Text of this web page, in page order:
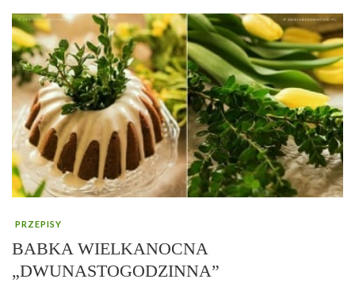
PRZEPISY
BABKA WIELKANOCNA
„DWUNASTOGODZINNA”